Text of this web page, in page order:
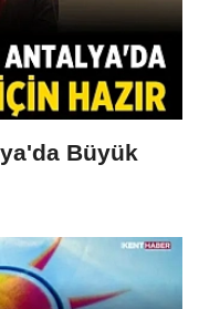
Büyük